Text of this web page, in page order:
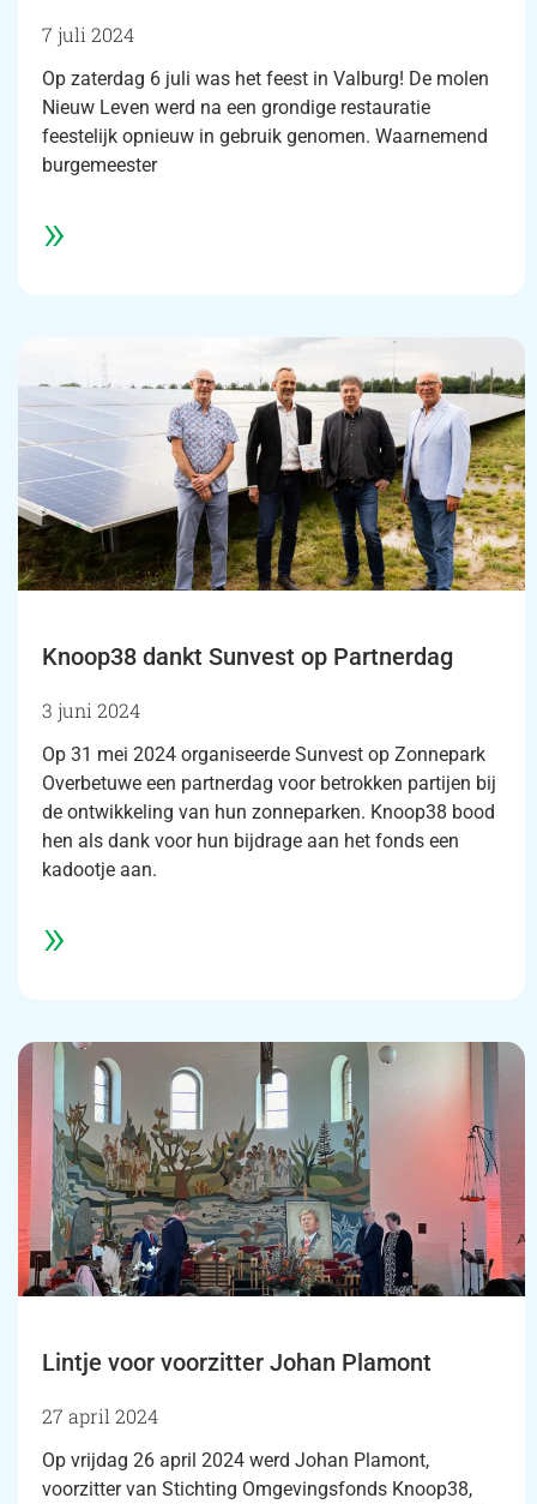
7 juli 2024
Op zaterdag 6 juli was het feest in Valburg! De molen
Nieuw Leven werd na een grondige restauratie
feestelijk opnieuw in gebruik genomen. Waarnemend
burgemeester
»
Knoop38 dankt Sunvest op Partnerdag
3 juni 2024
Op 31 mei 2024 organiseerde Sunvest op Zonnepark
Overbetuwe een partnerdag voor betrokken partijen bij
de ontwikkeling van hun zonneparken. Knoop38 bood
hen als dank voor hun bijdrage aan het fonds een
kadootje aan.
»
Lintje voor voorzitter Johan Plamont
27 april 2024
Op vrijdag 26 april 2024 werd Johan Plamont,
voorzitter van Stichting Omgevingsfonds Knoop38,